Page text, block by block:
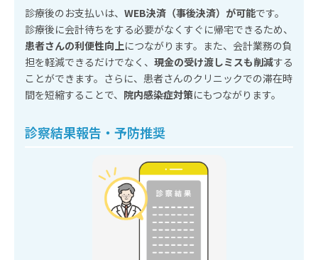
診療後のお支払いは、 WEB決済（事後決済）が可能です。
診療後に会計待ちをする必要がなくすぐに帰宅できるため、
患者さんの利便性向上につながります。また、会計業務の負
担を軽減できるだけでなく、 現金の受け渡しミスも削減する
ことができます。さらに、患者さんのクリニックでの滞在時
間を短縮することで、 院内感染症対策にもつながります。
診察結果報告・予防推奨